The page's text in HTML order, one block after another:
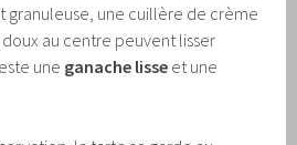
granuleuse, une cuillère de crème
au centre peuvent lisser
une ganache lisse et une